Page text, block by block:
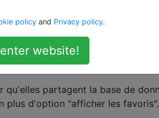
des images individuelles ou
dans la vue "albums" qui
toutes lesimages préférées?
qu'elles partagent la base de
plus d'option "afficher les favoris".
policy and Privacy policy.
website!